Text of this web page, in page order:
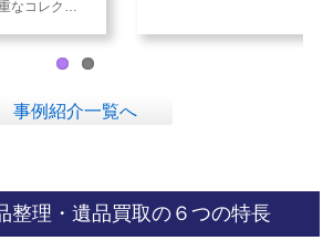
レク…
事例紹介一覧へ
整理・遺品買取の６つの特長